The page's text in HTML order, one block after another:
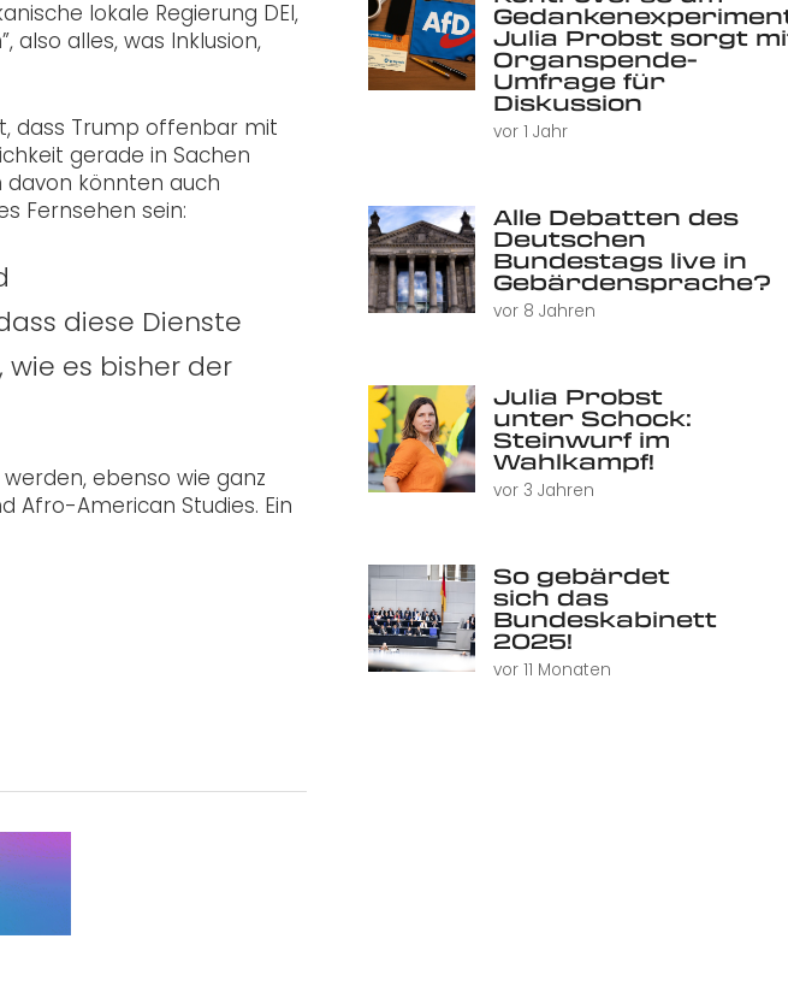
lokale Regierung DEI,
also alles, was Inklusion,
dass Trump offenbar mit
gerade in Sachen
könnten auch
Fernsehen sein:
diese Dienste
es bisher der
ebenso wie ganz
Afro-American Studies. Ein
Julia Probst sorgt
Organspende-
Umfrage für
Diskussion
vor 1 Jahr
Alle Debatten des
Deutschen
Bundestags live in
Gebärdensprache?
vor 8 Jahren
Julia Probst
unter Schock:
Steinwurf im
Wahlkampf!
vor 3 Jahren
So gebärdet
sich das
Bundeskabinett
2025!
vor 11 Monaten